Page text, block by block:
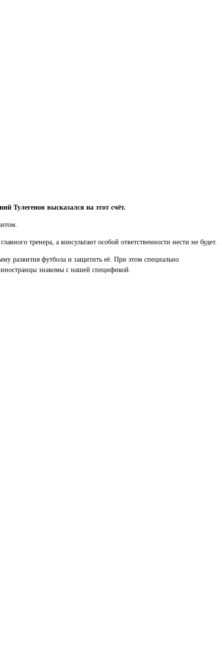
Тулегенов высказался на этот счёт.
тренера, а консультант особой ответственности нести не будет.
развития футбола и защитить её. При этом специально
иностранцы знакомы с нашей спецификой.